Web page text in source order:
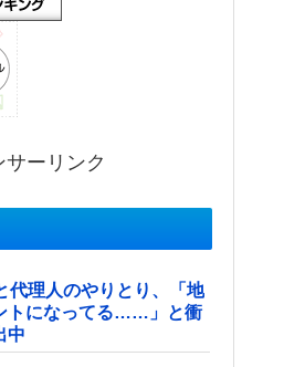
サーリンク
代理人のやりとり、「地
トになってる……」と衝
中